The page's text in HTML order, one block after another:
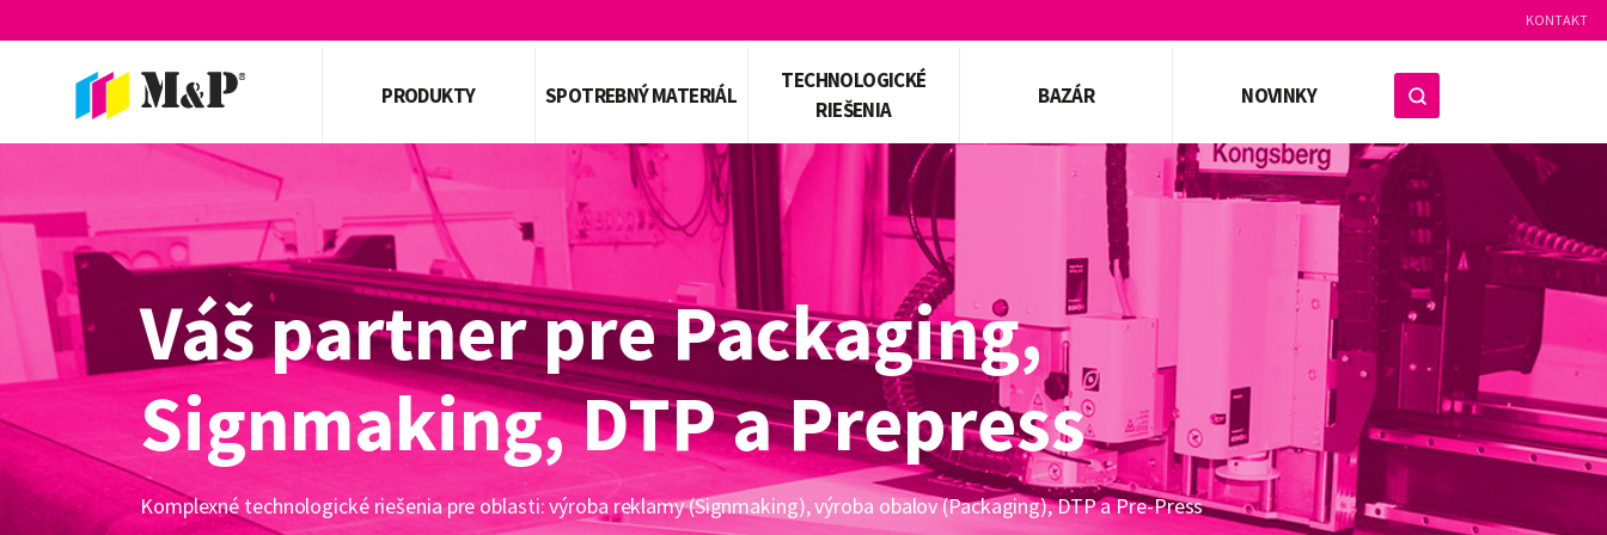
KONTAKT
PRODUKTY SPOTREBNÝ MATERIÁL
TECHNOLOGICKÉ
RIEŠENIA
BAZÁR NOVINKY
Váš partner pre Packaging,
Signmaking, DTP a Prepress
Komplexné technologické riešenia pre oblasti: výroba reklamy (Signmaking), výroba obalov (Packaging), DTP a Pre-Press